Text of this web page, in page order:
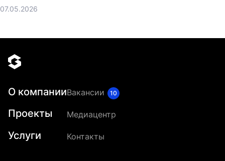
07.05.2026
О компанииВакансии 10
Медиацентр
Контакты
Проекты
Услуги